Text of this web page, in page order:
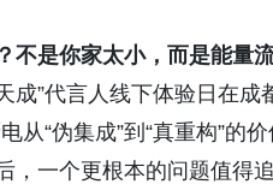
不是你家太小，而是能量
成”代言人线下体验日在
从“伪集成”到“真重构”的
，一个更根本的问题值得